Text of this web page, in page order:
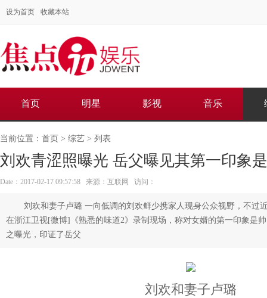
设为首页 收藏本站
首页 明星 影视 音乐
当前位置： 首页 > 综艺 > 列表
刘欢青涩照曝光 岳父曝见其第一印象
Date：2017-02-17 09:57:58 来源：互联网 访问：
刘欢和妻子卢璐 一向低调的刘欢鲜少携家人现身公众视野，不过
在浙江卫视[微博]《熟悉的味道2》录制现场，称对女婿的第一印象是
之曝光，印证了岳父
刘欢和妻子卢璐